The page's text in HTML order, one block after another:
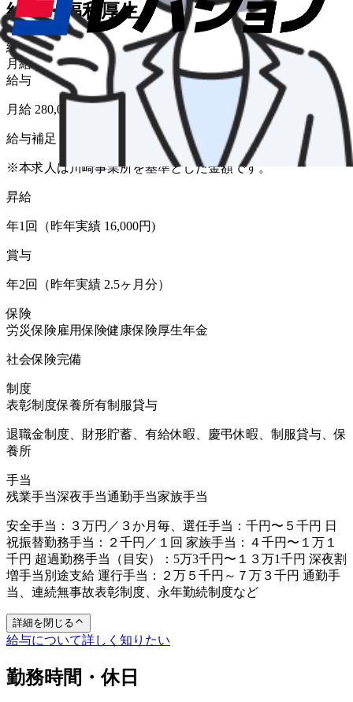
給与・福利厚生
給与形態
月給
給与
月給 280,000円〜480,000円
給与補足
※本求人は川崎事業所を基準とした金額です。
昇給
年1回（昨年実績 16,000円)
賞与
年2回（昨年実績 2.5ヶ月分）
保険
労災保険雇用保険健康保険厚生年金
社会保険完備
制度
表彰制度保養所有制服貸与
退職金制度、財形貯蓄、有給休暇、慶弔休暇、制服貸与、保
養所
手当
残業手当深夜手当通勤手当家族手当
安全手当：３万円／３か月毎、選任手当：千円〜５千円 日
祝振替勤務手当：２千円／１回 家族手当：４千円〜１万１
千円 超過勤務手当（目安）：5万3千円〜１３万1千円 深夜割
増手当別途支給 運行手当：２万５千円～７万３千円 通勤手
当、連続無事故表彰制度、永年勤続制度など
詳細を閉じる
給与について詳しく知りたい
勤務時間・休日